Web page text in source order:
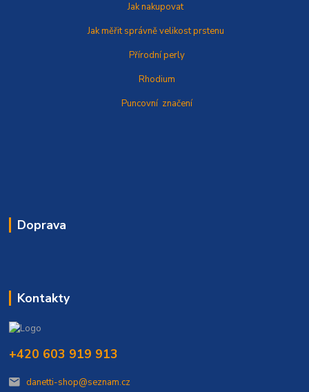
Jak nakupovat
Jak měřit správněvelikost prstenu
Přírodní perly
Rhodium
Puncovní značení
Doprava
Kontakty
+420 603 919 913
danetti-shop@seznam.cz